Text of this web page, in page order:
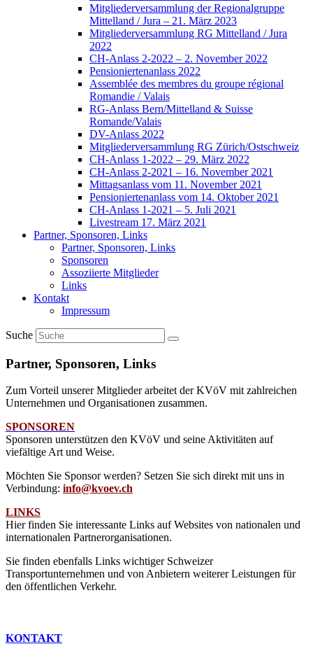
Mitgliederversammlung der Regionalgruppe
Mittelland / Jura – 21. März 2023
Mitgliederversammlung RG Mittelland / Jura
2022
CH-Anlass 2-2022 – 2. November 2022
Pensioniertenanlass 2022
Assemblée des membres du groupe régional
Romandie / Valais
RG-Anlass Bern/Mittelland & Suisse
Romande/Valais
DV-Anlass 2022
Mitgliederversammlung RG Zürich/Ostschweiz
CH-Anlass 1-2022 – 29. März 2022
CH-Anlass 2-2021 – 16. November 2021
Mittagsanlass vom 11. November 2021
Pensioniertenanlass vom 14. Oktober 2021
CH-Anlass 1-2021 – 5. Juli 2021
Livestream 17. März 2021
Partner, Sponsoren, Links
Partner, Sponsoren, Links
Sponsoren
Assoziierte Mitglieder
Links
Kontakt
Impressum
Suche
Partner, Sponsoren, Links
Zum Vorteil unserer Mitglieder arbeitet der KVöV mit zahlreichen
Unternehmen und Organisationen zusammen.
SPONSOREN
Sponsoren unterstützen den KVöV und seine Aktivitäten auf
viefältige Art und Weise.
Möchten Sie Sponsor werden? Setzen Sie sich direkt mit uns in
Verbindung: info@kvoev.ch
LINKS
Hier finden Sie interessante Links auf Websites von nationalen und
internationalen Partnerorganisationen.
Sie finden ebenfalls Links wichtiger Schweizer
Transportunternehmen und von Anbietern weiterer Leistungen für
den öffentlichen Verkehr.
KONTAKT